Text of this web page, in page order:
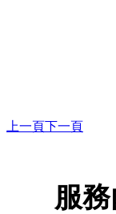
上一頁下一頁
服